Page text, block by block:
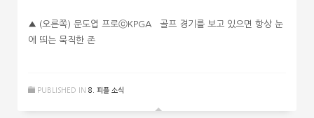
▲ (오른쪽) 문도엽 프로ⓒKPGA 골프 경기를 보고 있으면 항상 눈
에 띄는 묵직한 존
PUBLISHED IN 8. 피플 소식